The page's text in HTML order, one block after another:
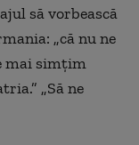
să vorbească
„că nu ne
mai simțim
„Să ne